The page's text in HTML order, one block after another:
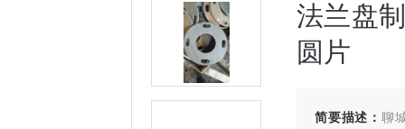
法兰盘
圆片
简要描述： 聊